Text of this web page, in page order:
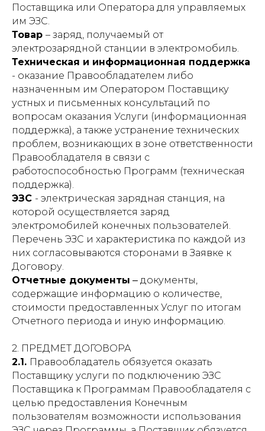
Поставщика или Оператора для управляемых
им ЭЗС.
Товар – заряд, получаемый от
электрозарядной станции в электромобиль.
Техническая и информационная поддержка
- оказание Правообладателем либо
назначенным им Оператором Поставщику
устных и письменных консультаций по
вопросам оказания Услуги (информационная
поддержка), а также устранение технических
проблем, возникающих в зоне ответственности
Правообладателя в связи с
работоспособностью Программ (техническая
поддержка).
ЭЗС - электрическая зарядная станция, на
которой осуществляется заряд
электромобилей конечных пользователей.
Перечень ЭЗС и характеристика по каждой из
них согласовываются сторонами в Заявке к
Договору.
Отчетные документы ‒ документы,
содержащие информацию о количестве,
стоимости предоставленных Услуг по итогам
Отчетного периода и иную информацию.
2. ПРЕДМЕТ ДОГОВОРА
2.1. Правообладатель обязуется оказать
Поставщику услуги по подключению ЭЗС
Поставщика к Программам Правообладателя с
целью предоставления Конечным
пользователям возможности использования